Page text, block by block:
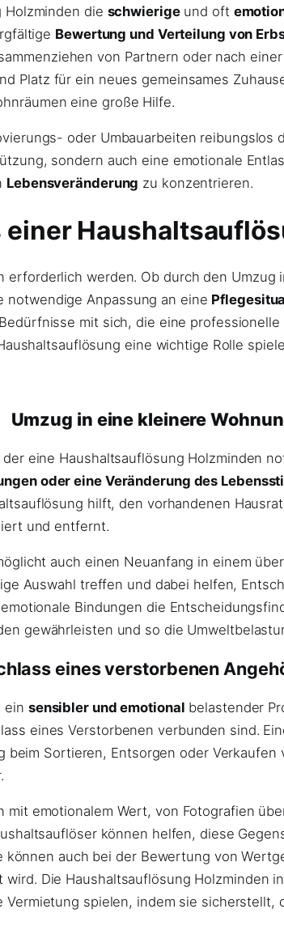
Holzminden die schwierigeund oft
Bewertung und Verteilung von
von Partnern oder nach
Platz für ein neues gemeinsames
eine große Hilfe.
oder Umbauarbeiten
sondern auch eine emotionale
Lebensveränderung zu konzentrieren.
einer
werden. Ob durch den
notwendige Anpassung an eine
mit sich, die eine
eine wichtige Rolle
Umzug in eine kleinere
eine Haushaltsauflösung Holzminden
oder eine Veränderung des
hilft, den vorhandenen
und entfernt.
auch einen Neuanfang in einem
Auswahl treffen und dabei helfen,
Bindungen die
gewährleisten und so die
eines verstorbenen
ein sensibler und emotional belastender
eines Verstorbenen verbunden sind.
Sortieren, Entsorgen oder
emotionalem Wert, von Fotografien
können helfen, diese
auch bei der Bewertung von
Die Haushaltsauflösung Holzminden
spielen, indem sie